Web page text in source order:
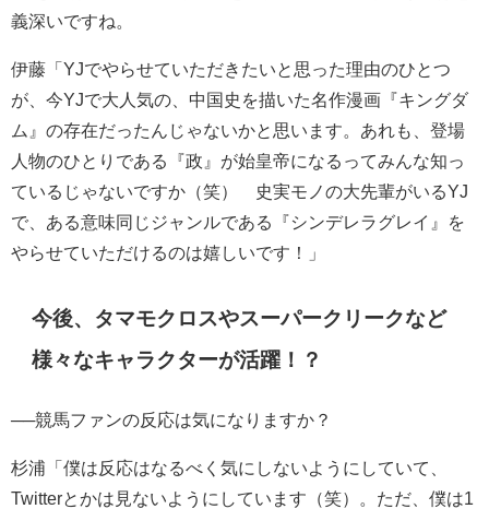
義深いですね。
伊藤「YJでやらせていただきたいと思った理由のひとつ
が、今YJで大人気の、中国史を描いた名作漫画『キングダ
ム』の存在だったんじゃないかと思います。あれも、登場
人物のひとりである『政』が始皇帝になるってみんな知っ
ているじゃないですか（笑） 史実モノの大先輩がいるYJ
で、ある意味同じジャンルである『シンデレラグレイ』を
やらせていただけるのは嬉しいです！」
今後、タマモクロスやスーパークリークなど
様々なキャラクターが活躍！？
──競馬ファンの反応は気になりますか？
杉浦「僕は反応はなるべく気にしないようにしていて、
Twitterとかは見ないようにしています（笑）。ただ、僕は1